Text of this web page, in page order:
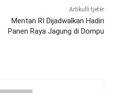
Artikulli tjetër
Mentan RI Dijadwalkan Hadiri
Panen Raya Jagung di Dompu